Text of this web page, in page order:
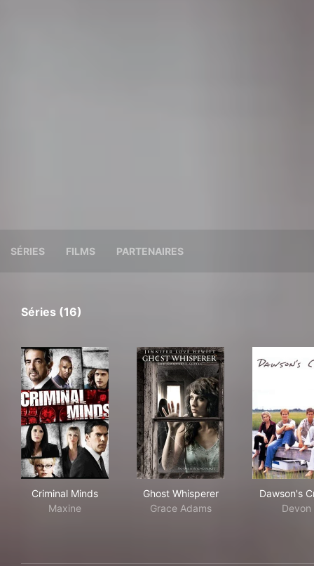
SÉRIES FILMS PARTENAIRES
Séries (16)
Criminal Minds
Maxine
Ghost Whisperer
Grace Adams
Dawson's
Devon